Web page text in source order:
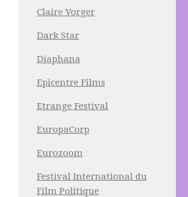
Claire Vorger
Dark Star
Diaphana
Epicentre Films
Etrange Festival
EuropaCorp
Eurozoom
Festival International du
Film Politique